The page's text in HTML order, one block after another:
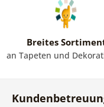
Breites
an Tapeten und